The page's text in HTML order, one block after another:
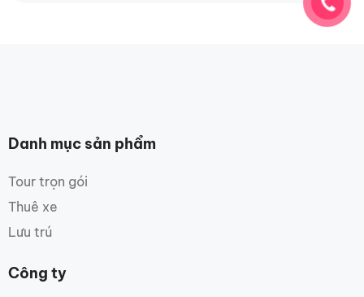
Danh mục sản phẩm
Tour trọn gói
Thuê xe
Lưu trú
Công ty